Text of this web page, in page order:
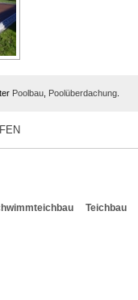
Poolbau Poolüberdachung
Teichbau